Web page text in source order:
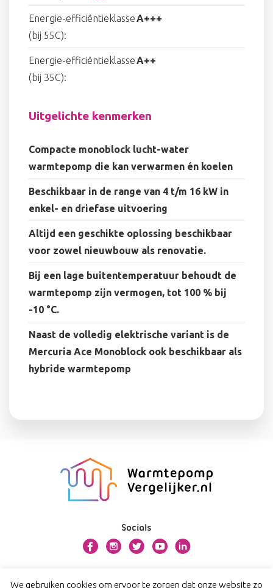
Energie-efficiëntieklasse
(bij 55C):
A+++
Energie-efficiëntieklasse
(bij 35C):
A++
Uitgelichte kenmerken
Compacte monoblock lucht-water
warmtepomp die kan verwarmen én koelen
Beschikbaar in de range van 4 t/m 16 kW in
enkel- en driefase uitvoering
Altijd een geschikte oplossing beschikbaar
voor zowel nieuwbouw als renovatie.
Bij een lage buitentemperatuur behoudt de
warmtepomp zijn vermogen, tot 100 % bij
-10 °C.
Naast de volledig elektrische variant is de
Mercuria Ace Monoblock ook beschikbaar als
hybride warmtepomp
Socials
We gebruiken cookies om ervoor te zorgen dat onze website zo